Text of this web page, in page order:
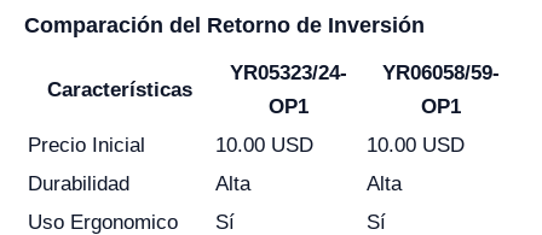
Comparación del Retorno de Inversión
Características
YR05323/24-
OP1
YR06058/59-
OP1
Precio Inicial
10.00 USD
10.00 USD
Durabilidad
Alta
Alta
Uso Ergonomico
Sí
Sí